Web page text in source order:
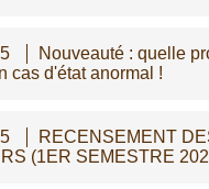
Nouveauté : quelle
cas d'état anormal !
RECENSEMENT
(1ER SEMESTRE